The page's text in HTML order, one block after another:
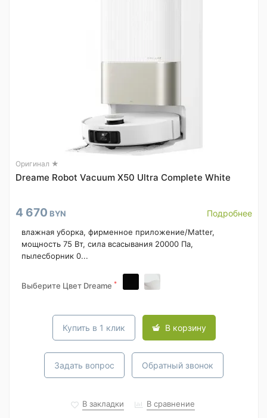
Оригинал ★
Dreame Robot Vacuum X50 Ultra Complete White
4 670 BYN Подробнее
влажная уборка, фирменное приложение/Matter,
мощность 75 Вт, сила всасывания 20000 Па,
пылесборник 0...
Выберите Цвет Dreame *
Купить в 1 клик В корзину
Задать вопрос Обратный звонок
В закладки В сравнение